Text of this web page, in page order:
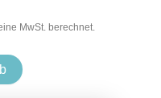
MwSt. berechnet.